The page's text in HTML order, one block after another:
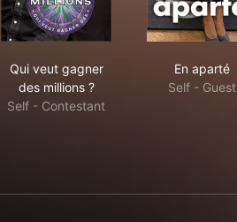
Qui veut gagner
des millions ?
Self - Contestant
En aparté
Self - Guest